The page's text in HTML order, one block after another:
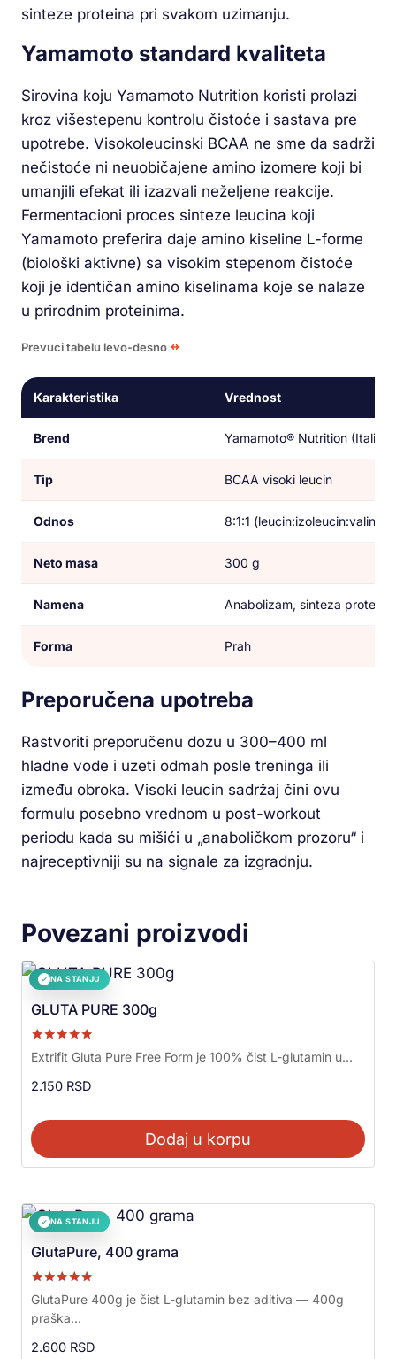
sinteze proteina pri svakom uzimanju.
Yamamoto standard kvaliteta
Sirovina koju Yamamoto Nutrition koristi prolazi
kroz višestepenu kontrolu čistoće i sastava pre
upotrebe. Visokoleucinski BCAA ne sme da sadrži
nečistoće ni neuobičajene amino izomere koji bi
umanjili efekat ili izazvali neželjene reakcije.
Fermentacioni proces sinteze leucina koji
Yamamoto preferira daje amino kiseline L-forme
(biološki aktivne) sa visokim stepenom čistoće
koji je identičan amino kiselinama koje se nalaze
u prirodnim proteinima.
Prevuci tabelu levo-desno
Karakteristika Vrednost
Brend Yamamoto® Nutrition (Italija)
Tip BCAA visoki leucin
Odnos 8:1:1 (leucin:izoleucin:valin)
Neto masa 300 g
Namena Anabolizam, sinteza
Forma Prah
Preporučena upotreba
Rastvoriti preporučenu dozu u 300–400 ml
hladne vode i uzeti odmah posle treninga ili
između obroka. Visoki leucin sadržaj čini ovu
formulu posebno vrednom u post-workout
periodu kada su mišići u „anaboličkom prozoru“ i
najreceptivniji su na signale za izgradnju.
Povezani proizvodi
✓ NA STANJU
GLUTA PURE 300g
Ocenjeno sa
5.00
od 5
Extrifit Gluta Pure Free Form je 100% čist L-glutamin u...
2.150 RSD
Dodaj u korpu
✓ NA STANJU
GlutaPure, 400 grama
Ocenjeno sa
5.00
od 5
GlutaPure 400g je čist L-glutamin bez aditiva — 400g
praška...
2.600 RSD